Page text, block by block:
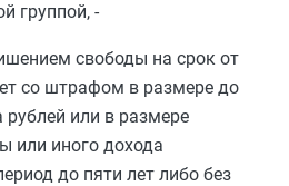
группой, -
свободы на срок от
со штрафом в размере до
или в размере
или иного дохода
до пяти лет либо без